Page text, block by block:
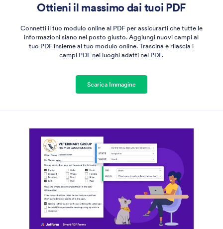
Ottieni il massimo dai tuoi PDF
Connetti il tuo modulo online al PDF per assicurarti che tutte le
informazioni siano nel posto giusto. Aggiungi nuovi campi al
tuo PDF insieme al tuo modulo online. Trascina e rilascia i
campi PDF nei luoghi adatti nel PDF.
Scarica Immagine